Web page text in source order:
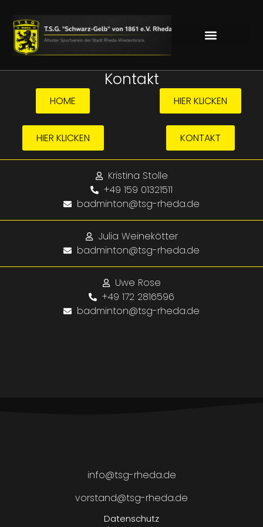
Kontakt
HOME HIER KLICKEN
HIER KLICKEN KONTAKT
Kristina Stolle
+49 159 01321511
badminton@tsg-rheda.de
Julia Weinekötter
badminton@tsg-rheda.de
Uwe Rose
+49 172 2816596
badminton@tsg-rheda.de
info@tsg-rheda.de
vorstand@tsg-rheda.de
Datenschutz